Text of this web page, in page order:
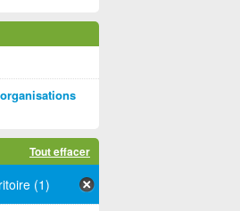
Tout effacer
(1)